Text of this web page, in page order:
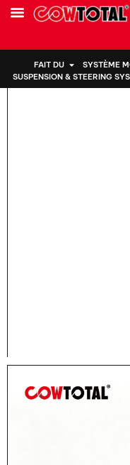
FAIT DU SYSTÈME
SUSPENSION & STEERING
Maison > Support